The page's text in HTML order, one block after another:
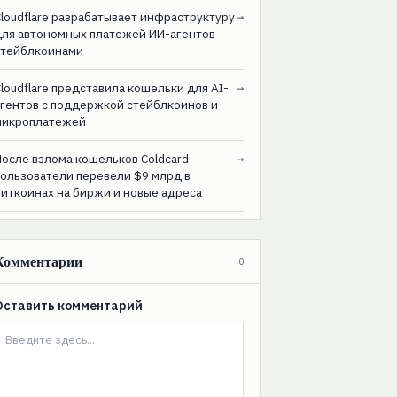
разрабатывает инфраструктуру
автономных платежей ИИ-агентов
→
представила кошельки для AI-
с поддержкой стейблкоинов и
→
взлома кошельков Coldcard
перевели $9 млрд в
на биржи и новые адреса
→
0
комментарий